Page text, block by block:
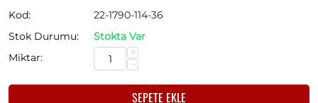
Kod:
22-1790-114-36
Stok Durumu:
Stokta Var
Miktar:
+
−
SEPETE EKLE